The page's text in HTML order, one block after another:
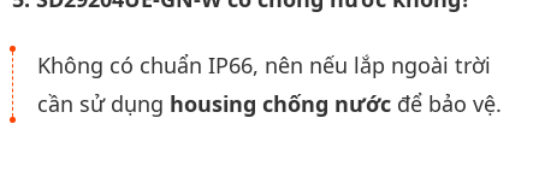
Không có chuẩn IP66, nên nếu lắp ngoài trời
cần sử dụng housing chống nước để bảo vệ.